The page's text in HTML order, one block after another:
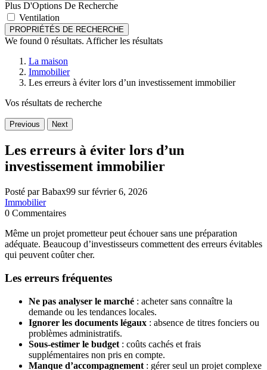
Plus D'Options De Recherche
Ventilation
PROPRIÉTÉS DE RECHERCHE
We found 0 résultats. Afficher les résultats
La maison
Immobilier
Les erreurs à éviter lors d’un investissement immobilier
Vos résultats de recherche
Previous Next
Les erreurs à éviter lors d’un
investissement immobilier
Posté par Babax99 sur février 6, 2026
Immobilier
0 Commentaires
Même un projet prometteur peut échouer sans une préparation
adéquate. Beaucoup d’investisseurs commettent des erreurs évitables
qui peuvent coûter cher.
Les erreurs fréquentes
Ne pas analyser le marché : acheter sans connaître la
demande ou les tendances locales.
Ignorer les documents légaux : absence de titres fonciers ou
problèmes administratifs.
Sous-estimer le budget : coûts cachés et frais
supplémentaires non pris en compte.
Manque d’accompagnement : gérer seul un projet complexe